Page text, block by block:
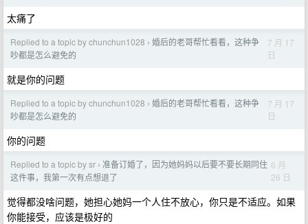
太痛了
Replied to a topic by chunchun1028 › 婚后的老哥帮忙看看，这种争
吵都是怎么避免的
7 月 17
日
就是你的问题
Replied to a topic by chunchun1028 › 婚后的老哥帮忙看看，这种争
吵都是怎么避免的
7 月 17
日
你的问题
Replied to a topic by sr › 准备订婚了，因为她妈妈以后要不要长期同住
这件事，我第一次有点想退了
6 月
26 日
觉得都没啥问题，她担心她妈一个人住不放心，你只是不适应。如果
你能接受，应该是极好的